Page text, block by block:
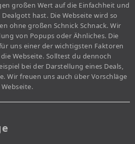
großen Wert auf die Einfachheit und
hast. Die Webseite wird so
ohne großen Schnick Schnack. Wir
von Popups oder Ähnliches. Die
uns einer der wichtigsten Faktoren
Webseite. Solltest du dennoch
bei der Darstellung eines Deals,
Wir freuen uns auch über Vorschläge